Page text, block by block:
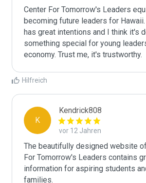
Center For Tomorrow's Leaders
becoming future leaders for
has great intentions and I think it's
something special for young
economy. Trust me, it's trustworthy.
Hilfreich
K
Kendrick808
vor 12 Jahren
The beautifully designed website
For Tomorrow's Leaders contains
information for aspiring students
families.